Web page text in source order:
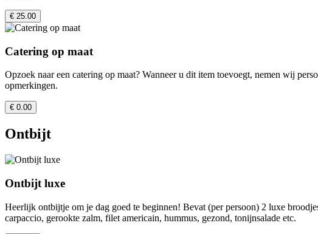
€ 25.00
Catering op maat
Opzoek naar een catering op maat? Wanneer u dit item toevoegt, nemen wij
opmerkingen.
€ 0.00
Ontbijt
Ontbijt luxe
Heerlijk ontbijtje om je dag goed te beginnen! Bevat (per persoon) 2 luxe
carpaccio, gerookte zalm, filet americain, hummus, gezond, tonijnsalade etc.